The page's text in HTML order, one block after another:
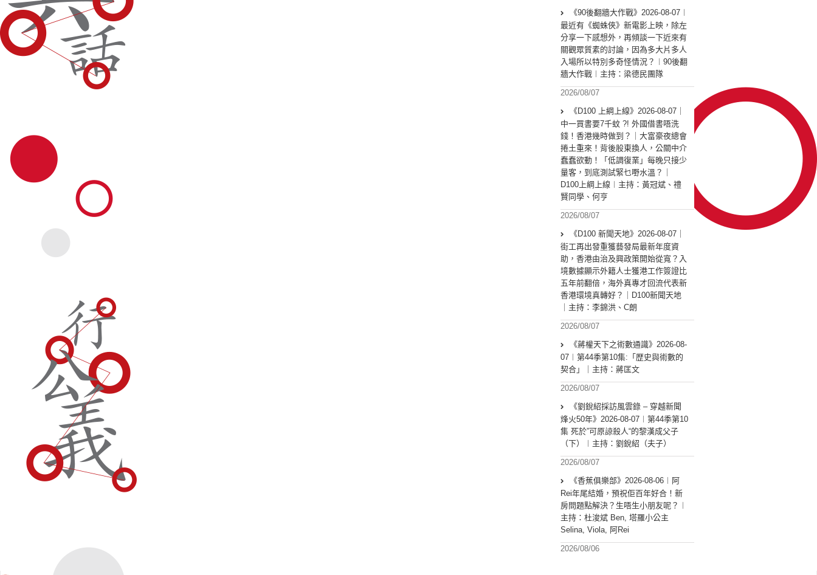
《90後翻牆大作戰》2026-08-07︱
最近有《蜘蛛俠》新電影上映，除左
分享一下感想外，再傾談一下近來有
關觀眾質素的討論，因為多大片多人
入場所以特別多奇怪情況？︱90後翻
牆大作戰︱主持：梁德民團隊
2026/08/07
《D100 上綱上線》2026-08-07｜
中一買書要7千蚊 ?! 外國借書唔洗
錢！香港幾時做到？｜大富豪夜總會
捲土重來！背後股東換人，公關中介
蠢蠢欲動！「低調復業」每晚只接少
量客，到底測試緊乜嘢水溫？｜
D100上綱上線︱主持：黃冠斌、禮
賢同學、何亨
2026/08/07
《D100 新聞天地》2026-08-07｜
街工再出發重獲藝發局最新年度資
助，香港由治及興政策開始從寬？入
境數據顯示外籍人士獲港工作簽證比
五年前翻倍，海外真專才回流代表新
香港環境真轉好？｜D100新聞天地
｜主持：李錦洪、C朗
2026/08/07
《蔣權天下之術數通識》2026-08-
07︱第44季第10集:「歴史與術數的
契合」｜主持：蔣匡文
2026/08/07
《劉銳紹採訪風雲錄 – 穿越新聞
烽火50年》2026-08-07︱第44季第10
集 死於”可原諒殺人“的黎漢成父子
（下）︱主持：劉銳紹（夫子）
2026/08/07
《香蕉俱樂部》2026-08-06︱阿
Rei年尾結婚，預祝佢百年好合！新
房問題點解決？生唔生小朋友呢？︱
主持：杜浚斌 Ben, 塔羅小公主
Selina, Viola, 阿Rei
2026/08/06